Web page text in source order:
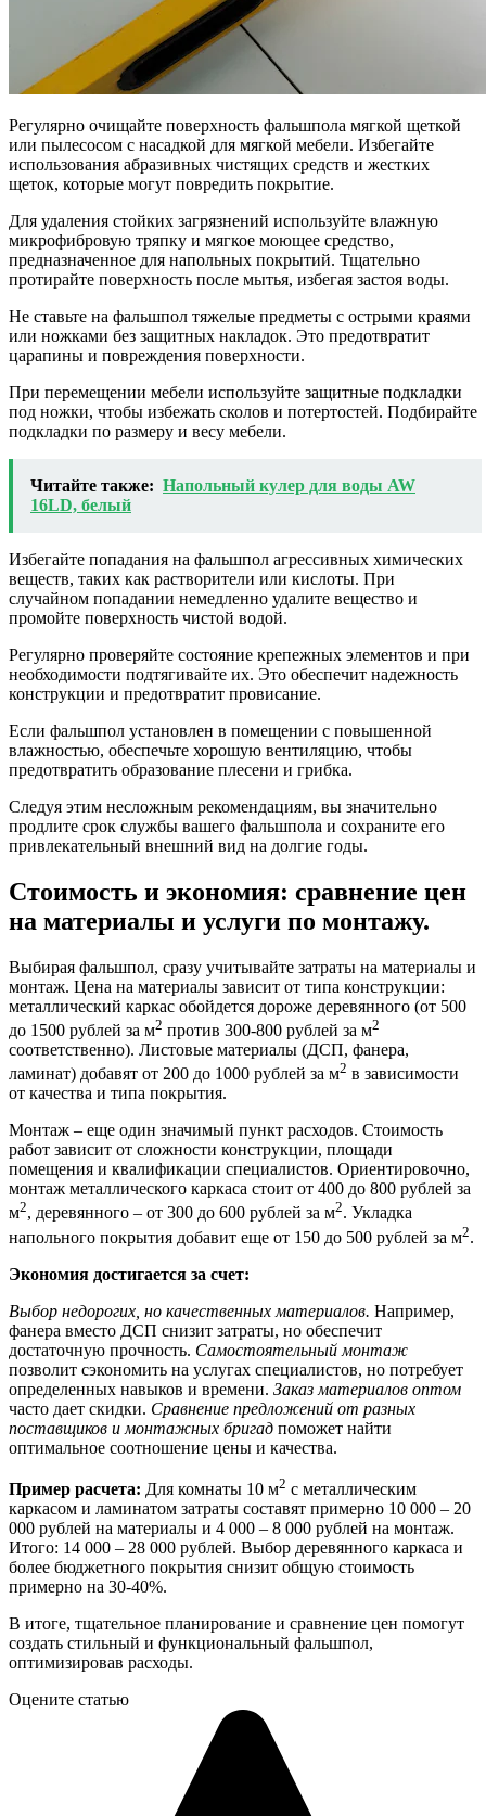
Регулярно очищайте поверхность фальшпола мягкой щеткой
или пылесосом с насадкой для мягкой мебели. Избегайте
использования абразивных чистящих средств и жестких
щеток, которые могут повредить покрытие.
Для удаления стойких загрязнений используйте влажную
микрофибровую тряпку и мягкое моющее средство,
предназначенное для напольных покрытий. Тщательно
протирайте поверхность после мытья, избегая застоя воды.
Не ставьте на фальшпол тяжелые предметы с острыми краями
или ножками без защитных накладок. Это предотвратит
царапины и повреждения поверхности.
При перемещении мебели используйте защитные подкладки
под ножки, чтобы избежать сколов и потертостей. Подбирайте
подкладки по размеру и весу мебели.
Читайте также: Напольный кулер для воды AW
16LD, белый
Избегайте попадания на фальшпол агрессивных химических
веществ, таких как растворители или кислоты. При
случайном попадании немедленно удалите вещество и
промойте поверхность чистой водой.
Регулярно проверяйте состояние крепежных элементов и при
необходимости подтягивайте их. Это обеспечит надежность
конструкции и предотвратит провисание.
Если фальшпол установлен в помещении с повышенной
влажностью, обеспечьте хорошую вентиляцию, чтобы
предотвратить образование плесени и грибка.
Следуя этим несложным рекомендациям, вы значительно
продлите срок службы вашего фальшпола и сохраните его
привлекательный внешний вид на долгие годы.
Стоимость и экономия: сравнение цен
на материалы и услуги по монтажу.
Выбирая фальшпол, сразу учитывайте затраты на материалы и
монтаж. Цена на материалы зависит от типа конструкции:
металлический каркас обойдется дороже деревянного (от 500
до 1500 рублей за м2 против 300-800 рублей за м2
соответственно). Листовые материалы (ДСП, фанера,
ламинат) добавят от 200 до 1000 рублей за м2 в зависимости
от качества и типа покрытия.
Монтаж – еще один значимый пункт расходов. Стоимость
работ зависит от сложности конструкции, площади
помещения и квалификации специалистов. Ориентировочно,
монтаж металлического каркаса стоит от 400 до 800 рублей за
м2, деревянного – от 300 до 600 рублей за м2. Укладка
напольного покрытия добавит еще от 150 до 500 рублей за м2.
Экономия достигается за счет:
Выбор недорогих, но качественных материалов. Например,
фанера вместо ДСП снизит затраты, но обеспечит
достаточную прочность. Самостоятельный монтаж
позволит сэкономить на услугах специалистов, но потребует
определенных навыков и времени. Заказ материалов оптом
часто дает скидки. Сравнение предложений от разных
поставщиков и монтажных бригад поможет найти
оптимальное соотношение цены и качества.
Пример расчета: Для комнаты 10 м2 с металлическим
каркасом и ламинатом затраты составят примерно 10 000 – 20
000 рублей на материалы и 4 000 – 8 000 рублей на монтаж.
Итого: 14 000 – 28 000 рублей. Выбор деревянного каркаса и
более бюджетного покрытия снизит общую стоимость
примерно на 30-40%.
В итоге, тщательное планирование и сравнение цен помогут
создать стильный и функциональный фальшпол,
оптимизировав расходы.
Оцените статью